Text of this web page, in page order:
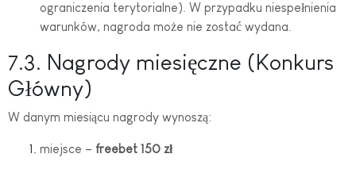
ograniczenia terytorialne). W przypadku niespełnienia
warunków, nagroda może nie zostać wydana.
7.3. Nagrody miesięczne (Konkurs
Główny)
W danym miesiącu nagrody wynoszą:
miejsce – freebet 150 zł